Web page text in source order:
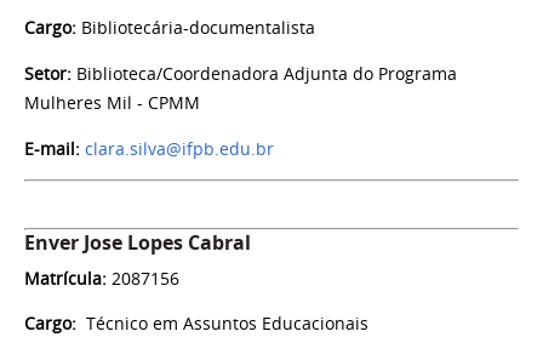
Cargo: Bibliotecária-documentalista
Setor: Biblioteca/Coordenadora Adjunta do Programa
Mulheres Mil - CPMM
E-mail: clara.silva@ifpb.edu.br
Enver Jose Lopes Cabral
Matrícula: 2087156
Cargo: Técnico em Assuntos Educacionais